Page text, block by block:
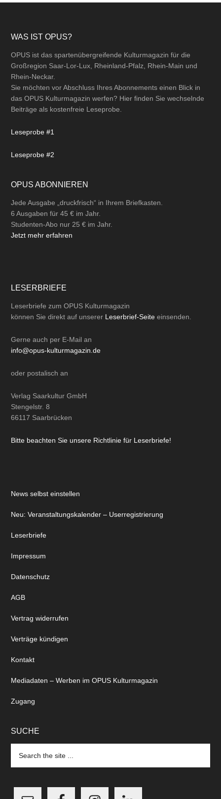
Footer
WAS IST OPUS?
OPUS ist das spartenübergreifende Kulturmagazin für die
Großregion Saar-Lor-Lux, Rheinland-Pfalz, Rhein-Main und
Rhein-Neckar.
Sie möchten vor Abschluss Ihres Abonnements einen Blick in
das OPUS Kulturmagazin werfen? Hier finden Sie wechselnde
Beiträge als kostenfreie Leseprobe.
Leseprobe #1
Leseprobe #2
OPUS ABONNIEREN
Jede Ausgabe „druckfrisch“ in Ihrem Briefkasten.
6 Ausgaben für 45 € im Jahr.
Studenten-Abo nur 25 € im Jahr.
Jetzt mehr erfahren
LESERBRIEFE
Leserbriefe zum OPUS Kulturmagazin
können Sie direkt auf unserer Leserbrief-Seite einsenden.
Gerne auch per E-Mail an
info@opus-kulturmagazin.de
oder postalisch an
Verlag Saarkultur GmbH
Stengelstr. 8
66117 Saarbrücken
Bitte beachten Sie unsere Richtlinie für Leserbriefe!
News selbst einstellen
Neu: Veranstaltungskalender – Userregistrierung
Leserbriefe
Impressum
Datenschutz
AGB
Vertrag widerrufen
Verträge kündigen
Kontakt
Mediadaten – Werben im OPUS Kulturmagazin
Zugang
SUCHE
the